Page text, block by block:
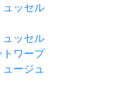
ュッセル
ュッセル
トワープ
ュージュ